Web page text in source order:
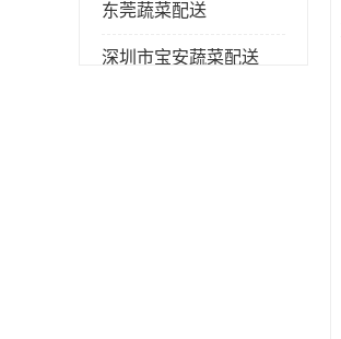
东莞蔬菜配送
深圳市宝安蔬菜配送